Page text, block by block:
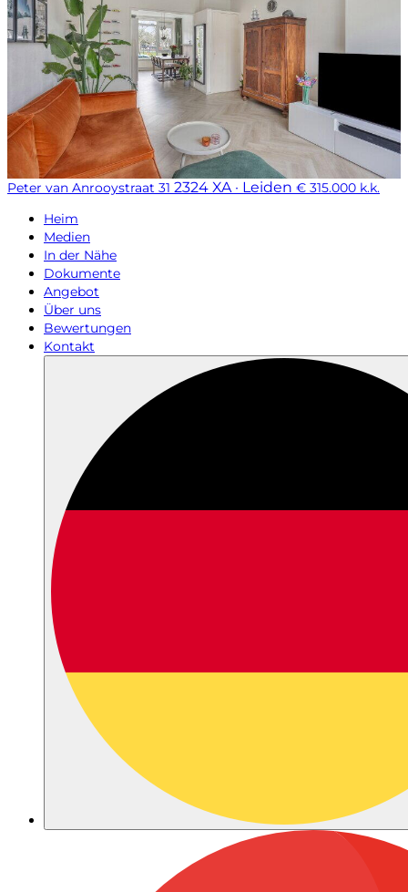
Peter van Anrooystraat 31 2324 XA · Leiden € 315.000 k.k.
Heim
Medien
In der Nähe
Dokumente
Angebot
Über uns
Bewertungen
Kontakt